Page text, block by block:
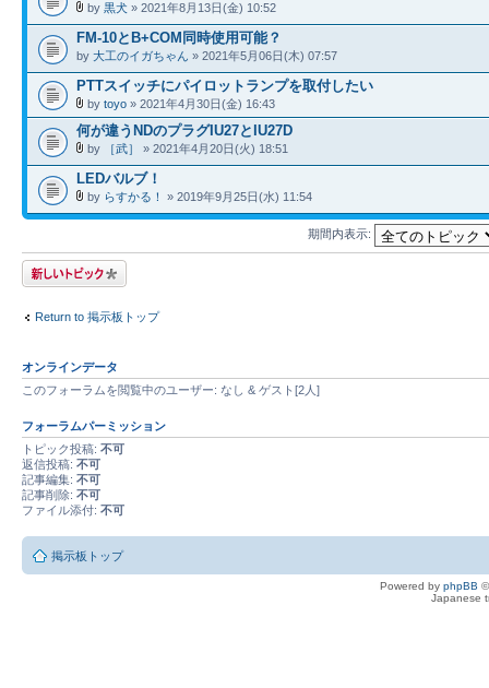
by 黒犬 » 2021年8月13日(金) 10:52
FM-10とB+COM同時使用可能？
by 大工のイガちゃん » 2021年5月06日(木) 07:57
PTTスイッチにパイロットランプを取付したい
by toyo » 2021年4月30日(金) 16:43
何が違うNDのプラグIU27とIU27D
by ［武］ » 2021年4月20日(火) 18:51
LEDバルブ！
by らすかる！ » 2019年9月25日(水) 11:54
期間内表示:
トピックを投稿す
る
Return to 掲示板トップ
オンラインデータ
このフォーラムを閲覧中のユーザー: なし & ゲスト[2人]
フォーラムパーミッション
トピック投稿: 不可
返信投稿: 不可
記事編集: 不可
記事削除: 不可
ファイル添付: 不可
掲示板トップ
Powered by phpBB
Japanese